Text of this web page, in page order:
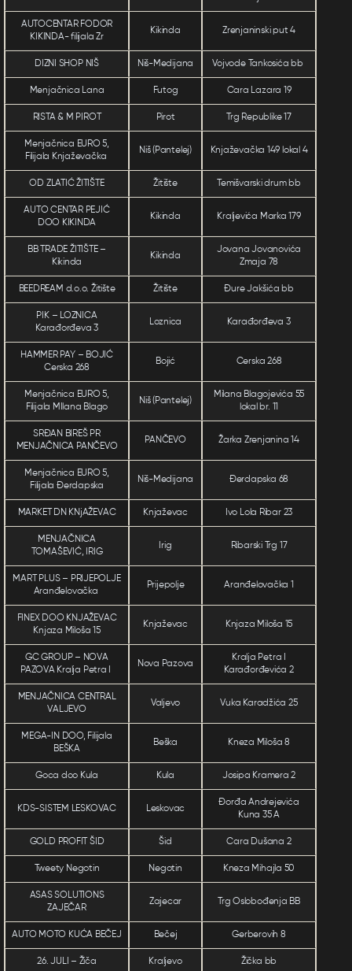
AUTOCENTAR FODOR
KIKINDA- filijala Zr
Kikinda Zrenjaninski put 4
DIZNI SHOP NIŠ Niš-Medijana Vojvode Tankosića bb
Menjačnica Lana Futog Cara Lazara 19
RISTA & M PIROT Pirot Trg Republike 17
Menjačnica EURO 5,
Filijala Knjaževačka
Niš (Pantelej) Knjaževačka 149 lokal 4
OD ZLATIĆ ŽITIŠTE Žitište Temišvarski drum bb
AUTO CENTAR PEJIĆ
DOO KIKINDA
Kikinda Kraljevića Marka 179
BB TRADE ŽITIŠTE –
Kikinda
Kikinda
Jovana Jovanovića
Zmaja 78
BEEDREAM d.o.o. Žitište Žitište Đure Jakšića bb
PIK – LOZNICA
Karađorđeva 3
Loznica Karađorđeva 3
HAMMER PAY – BOJIĆ
Cerska 268
Bojić Cerska 268
Menjačnica EURO 5,
Filijala MIlana Blago
Niš (Pantelej)
Milana Blagojevića 55
lokal br. 11
SRĐAN BIREŠ PR
MENJAČNICA PANČEVO
PANČEVO Žarka Zrenjanina 14
Menjačnica EURO 5,
Filijala Đerdapska
Niš-Medijana Đerdapska 68
MARKET DN KNjAŽEVAC Knjaževac Ivo Lola Ribar 23
MENJAČNICA
TOMAŠEVIĆ, IRIG
Irig Ribarski Trg 17
MART PLUS – PRIJEPOLJE
Aranđelovačka
Prijepolje Aranđelovačka 1
FINEX DOO KNJAŽEVAC
Knjaza Miloša 15
Knjaževac Knjaza Miloša 15
GC GROUP – NOVA
PAZOVA Kralja Petra I
Nova Pazova
Kralja Petra I
Karađorđevića 2
MENJAČNICA CENTRAL
VALJEVO
Valjevo Vuka Karadžića 25
MEGA-IN DOO, Filijala
BEŠKA
Beška Kneza Miloša 8
Goca doo Kula Kula Josipa Kramera 2
KDS-SISTEM LESKOVAC Leskovac
Đorđa Andrejevića
Kuna 35 A
GOLD PROFIT ŠID Šid Cara Dušana 2
Tweety Negotin Negotin Kneza Mihajla 50
ASAS SOLUTIONS
ZAJEČAR
Zajecar Trg Oslobođenja BB
AUTO MOTO KUĆA BEČEJ Bečej Gerberovih 8
26. JULI – Žiča Kraljevo Žička bb